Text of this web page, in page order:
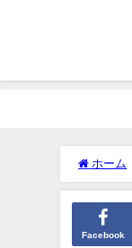
ホーム
Facebook